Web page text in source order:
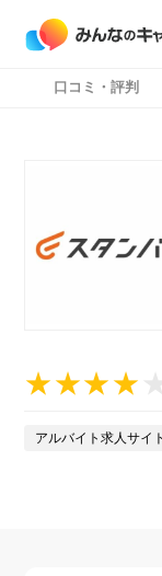
口コミ・評判
アルバイト求人サイト